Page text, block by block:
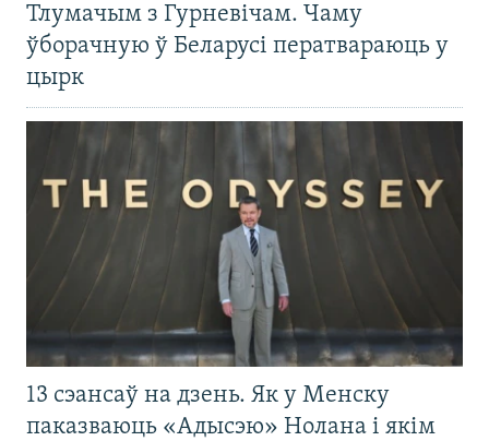
Тлумачым з Гурневічам. Чаму
ўборачную ў Беларусі ператвараюць у
цырк
13 сэансаў на дзень. Як у Менску
паказваюць «Адысэю» Нолана і якім